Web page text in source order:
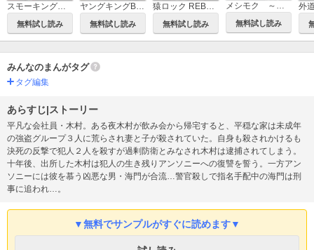
無料試し読み
ヤングキングBULL
無料試し読み 無料試し読み
メシモク ～一ノ瀬姉妹の食卓～
無料試し読み
外
みんなのまんがタグ
タグ編集
あらすじ|ストーリー
平凡な会社員・木村。ある夜木村が飲み会から帰宅すると、平穏な家は未成年
の強盗グループ３人に荒らされ妻と子が殺されていた。自身も殺されかけるも
決死の反撃で犯人２人を殺すが過剰防衛とみなされ木村は逮捕されてしまう。
十年後、出所した木村は犯人の生き残りアンソニーへの復讐を誓う。一方アン
ソニーには彼を慕う凶悪な男・海門が合流…警官殺しで指名手配中の海門は刑
事に追われ…。
▼無料でサンプルがすぐに読めます▼